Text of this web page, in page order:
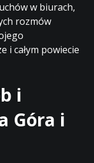
w biurach,
rozmów
i całym powiecie
i
Góra i